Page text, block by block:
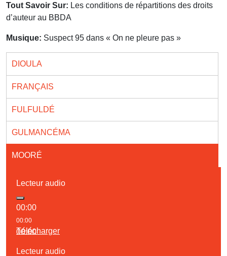
Tout Savoir Sur: Les conditions de répartitions des droits
d’auteur au BBDA
Musique: Suspect 95 dans « On ne pleure pas »
DIOULA
FRANÇAIS
FULFULDÉ
GULMANCÉMA
MOORÉ
Lecteur audio
00:00
00:00
00:00
Télécharger
Lecteur audio